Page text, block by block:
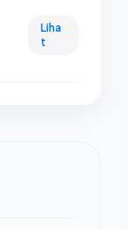
Liha
t